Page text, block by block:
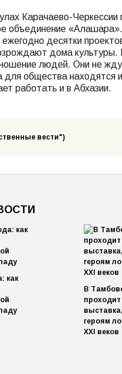
Карачаево-
объединение «Алашара».
десятки
дома культуры.
людей. Они не
для общества находятся
работать и в Абхазии.
вести")
как
В
героям
XXI веков